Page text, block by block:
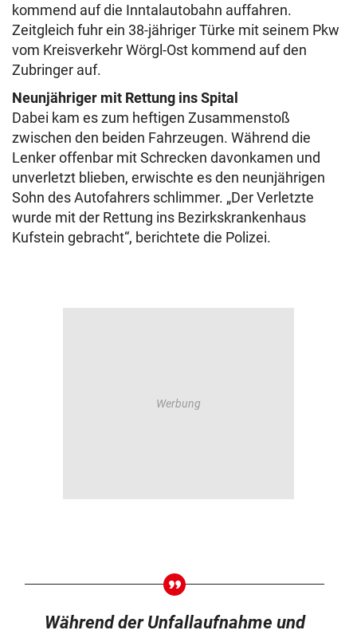
kommend auf die Inntalautobahn auffahren.
Zeitgleich fuhr ein 38-jähriger Türke mit seinem Pkw
vom Kreisverkehr Wörgl-Ost kommend auf den
Zubringer auf.
Neunjähriger mit Rettung ins Spital
Dabei kam es zum heftigen Zusammenstoß
zwischen den beiden Fahrzeugen. Während die
Lenker offenbar mit Schrecken davonkamen und
unverletzt blieben, erwischte es den neunjährigen
Sohn des Autofahrers schlimmer. „Der Verletzte
wurde mit der Rettung ins Bezirkskrankenhaus
Kufstein gebracht“, berichtete die Polizei.
Während der Unfallaufnahme und